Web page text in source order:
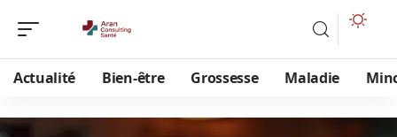
Actualité Bien-être Grossesse Maladie